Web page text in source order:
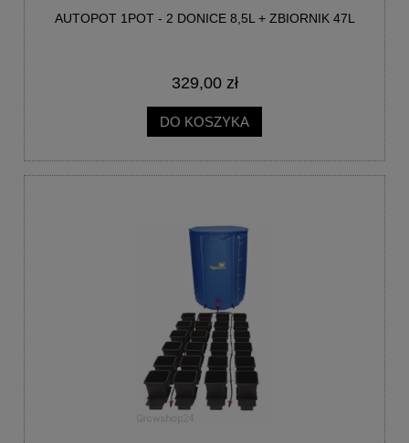
AUTOPOT 1POT - 2 DONICE 8,5L + ZBIORNIK 47L
329,00 zł
DO KOSZYKA